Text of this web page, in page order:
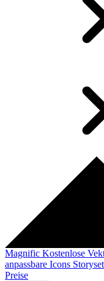
Magnific Kostenlose
anpassbare Icons Storyset
Preise